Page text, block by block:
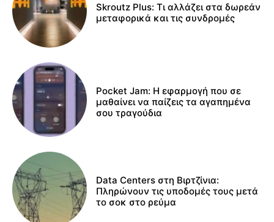
Skroutz Plus: Τι αλλάζει στα δωρεάν
μεταφορικά και τις συνδρομές
Pocket Jam: Η εφαρμογή που σε
μαθαίνει να παίζεις τα αγαπημένα
σου τραγούδια
Data Centers στη Βιρτζίνια:
Πληρώνουν τις υποδομές τους μετά
το σοκ στο ρεύμα